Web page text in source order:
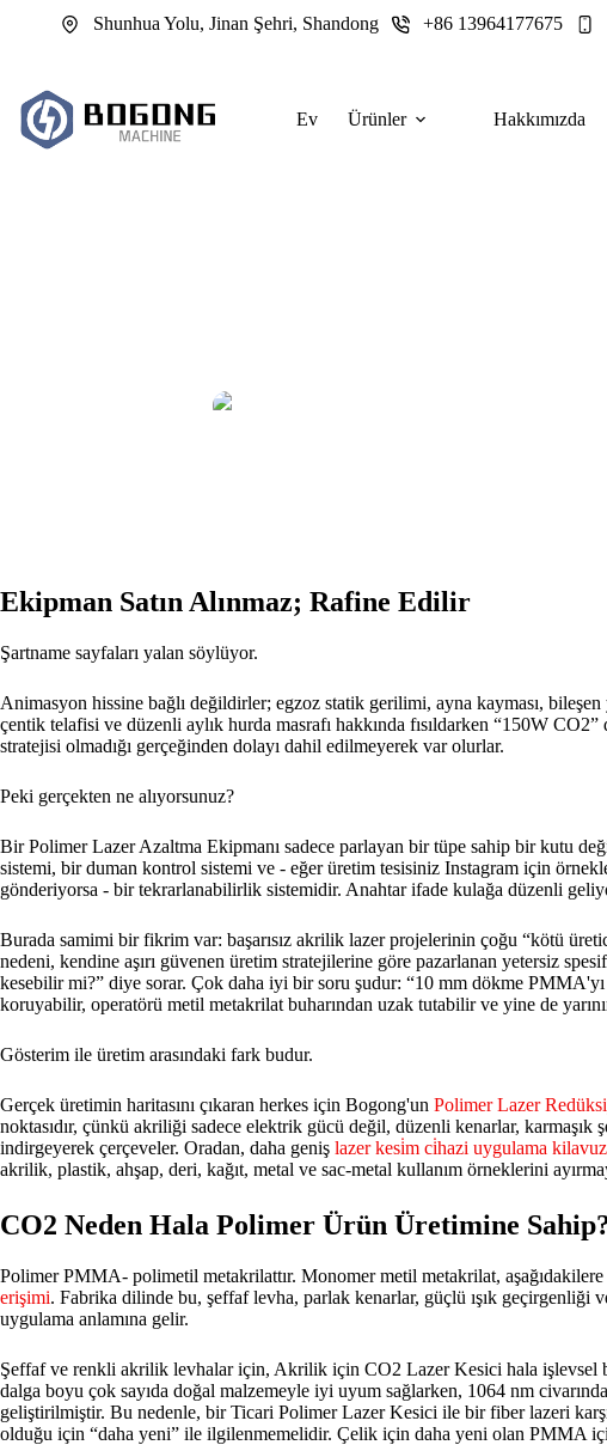
Shunhua Yolu, Jinan Şehri, Shandong +86 13964177675
Ev Ürünler Hakkımızda
Ekipman Satın Alınmaz; Rafine Edilir
Şartname sayfaları yalan söylüyor.
Animasyon hissine bağlı değildirler; egzoz statik gerilimi, ayna kayması,
çentik telafisi ve düzenli aylık hurda masrafı hakkında fısıldarken “150W
stratejisi olmadığı gerçeğinden dolayı dahil edilmeyerek var olurlar.
Peki gerçekten ne alıyorsunuz?
Bir Polimer Lazer Azaltma Ekipmanı sadece parlayan bir tüpe sahip bir kutu
sistemi, bir duman kontrol sistemi ve - eğer üretim tesisiniz Instagram için
gönderiyorsa - bir tekrarlanabilirlik sistemidir. Anahtar ifade kulağa düzenli
Burada samimi bir fikrim var: başarısız akrilik lazer projelerinin çoğu “kötü
nedeni, kendine aşırı güvenen üretim stratejilerine göre pazarlanan yetersiz
kesebilir mi?” diye sorar. Çok daha iyi bir soru şudur: “10 mm dökme
koruyabilir, operatörü metil metakrilat buharından uzak tutabilir ve yine de
Gösterim ile üretim arasındaki fark budur.
Gerçek üretimin haritasını çıkaran herkes için Bogong'un Polimer Lazer
noktasıdır, çünkü akriliği sadece elektrik gücü değil, düzenli kenarlar, karmaşık
indirgeyerek çerçeveler. Oradan, daha geniş lazer kesi̇m ci̇hazi uygulama
akrilik, plastik, ahşap, deri, kağıt, metal ve sac-metal kullanım örneklerini
CO2 Neden Hala Polimer Ürün Üretimine
Polimer PMMA- polimetil metakrilattır. Monomer metil metakrilat,
erişimi. Fabrika dilinde bu, şeffaf levha, parlak kenarlar, güçlü ışık geçirgenliği
uygulama anlamına gelir.
Şeffaf ve renkli akrilik levhalar için, Akrilik için CO2 Lazer Kesici hala işlevsel
dalga boyu çok sayıda doğal malzemeyle iyi uyum sağlarken, 1064 nm
geliştirilmiştir. Bu nedenle, bir Ticari Polimer Lazer Kesici ile bir fiber lazeri
olduğu için “daha yeni” ile ilgilenmemelidir. Çelik için daha yeni olan PMMA